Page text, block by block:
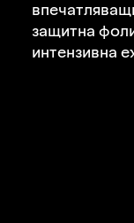
защитна
интензивна